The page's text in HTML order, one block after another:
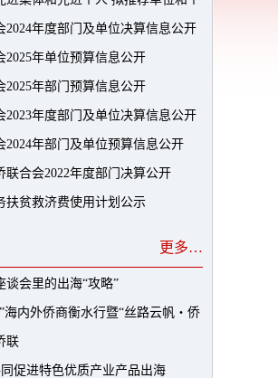
2024年度部门及单位决算信息公开
2025年单位预算信息公开
2025年部门预算信息公开
2023年度部门及单位决算信息公开
2024年部门及单位预算信息公开
联合会2022年度部门决算公开
扶贫救济费使用计划公示
更多…
谈会里的出海“攻略”
海内外侨商衡水行暨“丝路云帆・侨
成功举办
联
促进特色优质产业产品出海